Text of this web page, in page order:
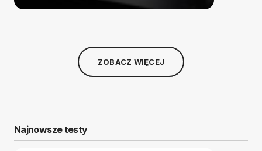
ZOBACZ WIĘCEJ
Najnowsze testy